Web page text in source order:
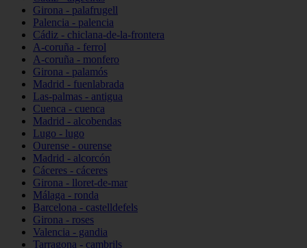
Girona - palafrugell
Palencia - palencia
Cádiz - chiclana-de-la-frontera
A-coruña - ferrol
A-coruña - monfero
Girona - palamós
Madrid - fuenlabrada
Las-palmas - antigua
Cuenca - cuenca
Madrid - alcobendas
Lugo - lugo
Ourense - ourense
Madrid - alcorcón
Cáceres - cáceres
Girona - lloret-de-mar
Málaga - ronda
Barcelona - castelldefels
Girona - roses
Valencia - gandia
Tarragona - cambrils